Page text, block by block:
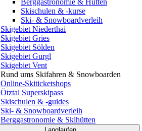
Berggastronomie & Hütten
Skischulen & -kurse
Ski- & Snowboardverleih
Skigebiet Niederthai
Skigebiet Gries
Skigebiet Sölden
Skigebiet Gurgl
Skigebiet Vent
Rund ums Skifahren & Snowboarden
Online-Skiticketshops
Ötztal Superskipass
Skischulen & -guides
Ski- & Snowboardverleih
Berggastronomie & Skihütten